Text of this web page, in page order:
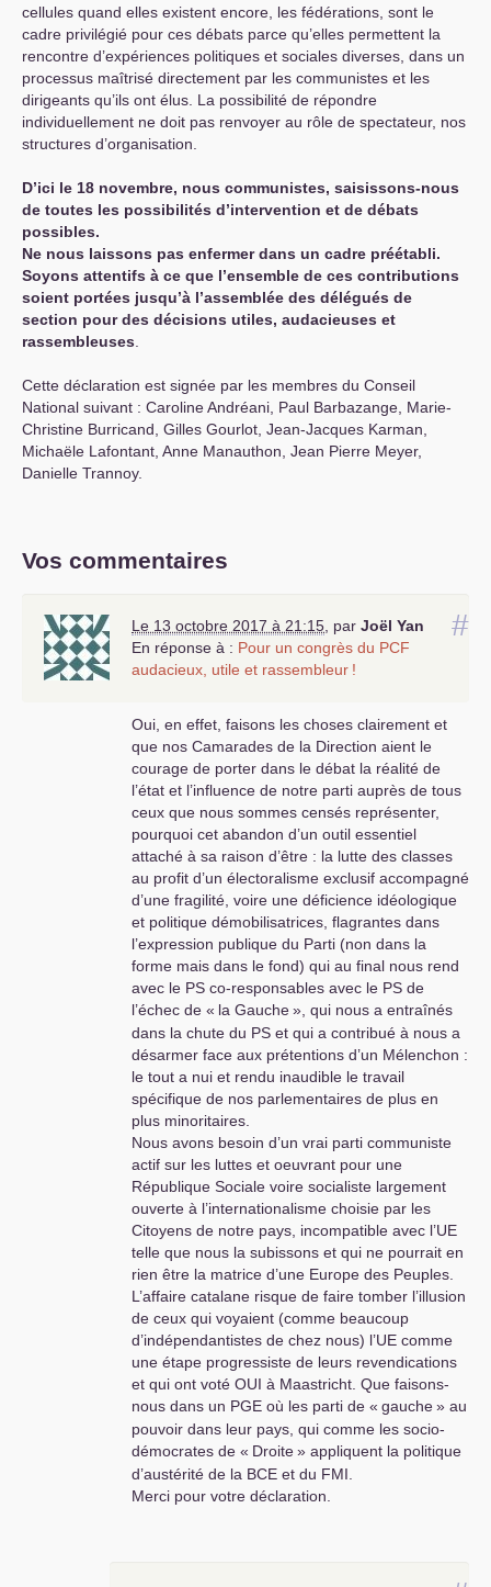
cellules quand elles existent encore, les fédérations, sont le
cadre privilégié pour ces débats parce qu’elles permettent la
rencontre d’expériences politiques et sociales diverses, dans un
processus maîtrisé directement par les communistes et les
dirigeants qu’ils ont élus. La possibilité de répondre
individuellement ne doit pas renvoyer au rôle de spectateur, nos
structures d’organisation.
D’ici le 18 novembre, nous communistes, saisissons-nous
de toutes les possibilités d’intervention et de débats
possibles.
Ne nous laissons pas enfermer dans un cadre préétabli.
Soyons attentifs à ce que l’ensemble de ces contributions
soient portées jusqu’à l’assemblée des délégués de
section pour des décisions utiles, audacieuses et
rassembleuses
Cette déclaration est signée par les membres du Conseil
National suivant : Caroline Andréani, Paul Barbazange, Marie-
Christine Burricand, Gilles Gourlot, Jean-Jacques Karman,
Michaële Lafontant, Anne Manauthon, Jean Pierre Meyer,
Danielle Trannoy.
Vos commentaires
#
Le 13 octobre 2017 à 21:15 par Joël Yan
En réponse à : Pour un congrès du PCF
audacieux, utile et rassembleur !
Oui, en effet, faisons les choses clairement et
que nos Camarades de la Direction aient le
courage de porter dans le débat la réalité de
l’état et l’influence de notre parti auprès de tous
ceux que nous sommes censés représenter,
pourquoi cet abandon d’un outil essentiel
attaché à sa raison d’être : la lutte des classes
au profit d’un électoralisme exclusif accompagné
d’une fragilité, voire une déficience idéologique
et politique démobilisatrices, flagrantes dans
l’expression publique du Parti (non dans la
forme mais dans le fond) qui au final nous rend
avec le PS co-responsables avec le PS de
l’échec de « la Gauche», qui nous a entraînés
dans la chute du PS et qui a contribué à nous a
désarmer face aux prétentions d’un Mélenchon :
le tout a nui et rendu inaudible le travail
spécifique de nos parlementaires de plus en
plus minoritaires.
Nous avons besoin d’un vrai parti communiste
actif sur les luttes et oeuvrant pour une
République Sociale voire socialiste largement
ouverte à l’internationalisme choisie par les
Citoyens de notre pays, incompatible avec l’UE
telle que nous la subissons et qui ne pourrait en
rien être la matrice d’une Europe des Peuples.
L’affaire catalane risque de faire tomber l’illusion
de ceux qui voyaient (comme beaucoup
d’indépendantistes de chez nous) l’UE comme
une étape progressiste de leurs revendications
et qui ont voté OUI à Maastricht. Que faisons-
nous dans un PGE où les parti de « gauche» au
pouvoir dans leur pays, qui comme les socio-
démocrates de « Droite» appliquent la politique
d’austérité de la BCE et du FMI
Merci pour votre déclaration.